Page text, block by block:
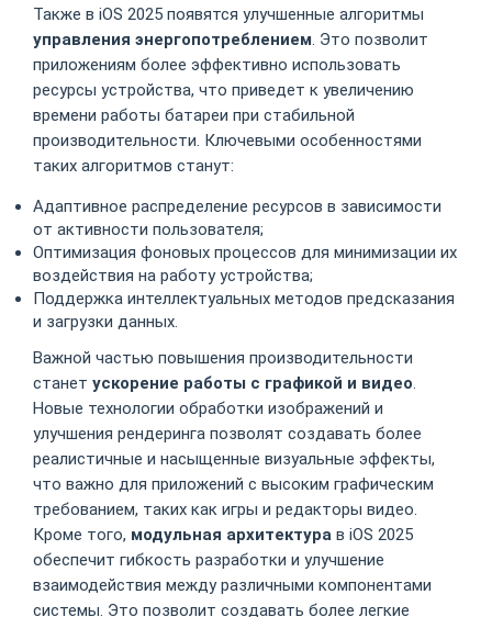
Также в iOS 2025 появятся улучшенные алгоритмы
управления энергопотреблением. Это позволит
приложениям более эффективно использовать
ресурсы устройства, что приведет к увеличению
времени работы батареи при стабильной
производительности. Ключевыми особенностями
таких алгоритмов станут:
Адаптивное распределение ресурсов в зависимости
от активности пользователя;
Оптимизация фоновых процессов для минимизации их
воздействия на работу устройства;
Поддержка интеллектуальных методов предсказания
и загрузки данных.
Важной частью повышения производительности
станет ускорение работы с графикой и видео
Новые технологии обработки изображений и
улучшения рендеринга позволят создавать более
реалистичные и насыщенные визуальные эффекты,
что важно для приложений с высоким графическим
требованием, таких как игры и редакторы видео.
Кроме того, модульная архитектура в iOS 2025
обеспечит гибкость разработки и улучшение
взаимодействия между различными компонентами
системы. Это позволит создавать более легкие